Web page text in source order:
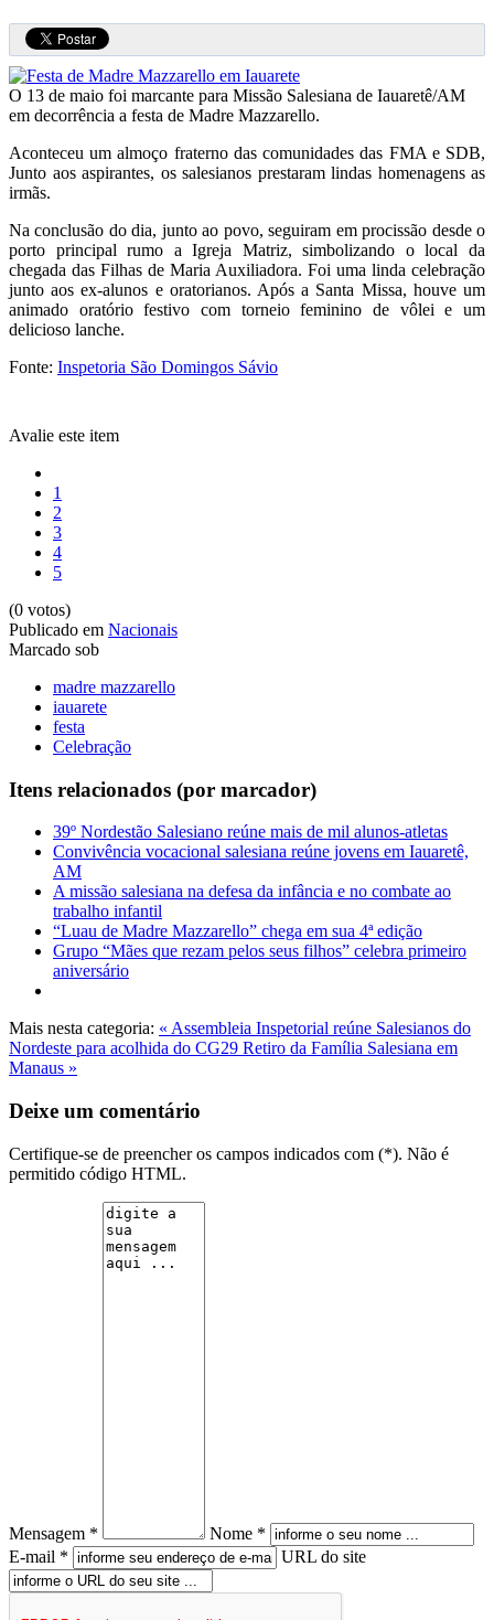
O 13 de maio foi marcante para Missão Salesiana de Iauaretê/AM
em decorrência a festa de Madre Mazzarello.
Aconteceu um almoço fraterno das comunidades das FMA e SDB,
Junto aos aspirantes, os salesianos prestaram lindas homenagens as
irmãs.
Na conclusão do dia, junto ao povo, seguiram em procissão desde o
porto principal rumo a Igreja Matriz, simbolizando o local da
chegada das Filhas de Maria Auxiliadora. Foi uma linda celebração
junto aos ex-alunos e oratorianos. Após a Santa Missa, houve um
animado oratório festivo com torneio feminino de vôlei e um
delicioso lanche.
Fonte: Inspetoria São Domingos Sávio
Avalie este item
1
2
3
4
5
(0 votos)
Publicado em Nacionais
Marcado sob
madre mazzarello
iauarete
festa
Celebração
Itens relacionados (por marcador)
39º Nordestão Salesiano reúne mais de mil alunos-atletas
Convivência vocacional salesiana reúne jovens em Iauaretê,
AM
A missão salesiana na defesa da infância e no combate ao
trabalho infantil
“Luau de Madre Mazzarello” chega em sua 4ª edição
Grupo “Mães que rezam pelos seus filhos” celebra primeiro
aniversário
Mais nesta categoria: « Assembleia Inspetorial reúne Salesianos do
Nordeste para acolhida do CG29 Retiro da Família Salesiana em
Manaus »
Deixe um comentário
Certifique-se de preencher os campos indicados com (*). Não é
permitido código HTML.
Mensagem *
Nome *
E-mail *
URL do site